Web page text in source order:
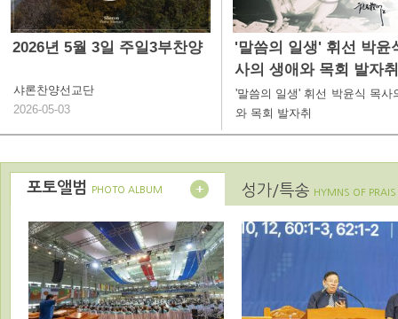
2026년 5월 3일 주일3부찬양
샤론찬양선교단
2026-05-03
'말씀의 일생' 휘선 박윤
사의 생애와 목회 발자취
'말씀의 일생' 휘선 박윤식 목사
와 목회 발자취
포토앨범 PHOTO ALBUM 성가/특송 HYMNS OF PRAIS